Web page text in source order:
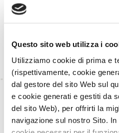
Questo sito web utilizza i
Utilizziamo cookie di prima e
(rispettivamente, cookie
dal gestore del sito Web sul
e cookie generati e gestiti da
del sito Web), per offrirti la
navigazione sul nostro Sito.
Per maggiori informazioni:
Fonte: Dipartimento di
TORNA INDIETRO
TI È PIACIUTO IL POST?